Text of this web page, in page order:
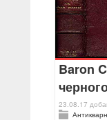
Baron
23.08.17